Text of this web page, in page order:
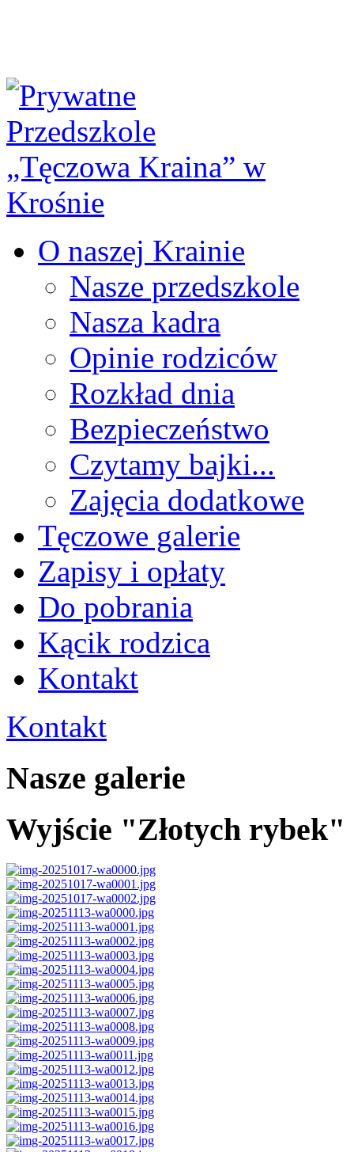
O naszej Krainie
Nasze przedszkole
Nasza kadra
Opinie rodziców
Rozkład dnia
Bezpieczeństwo
Czytamy bajki...
Zajęcia dodatkowe
Tęczowe galerie
Zapisy i opłaty
Do pobrania
Kącik rodzica
Kontakt
Kontakt
Nasze galerie
Wyjście "Złotych rybek"